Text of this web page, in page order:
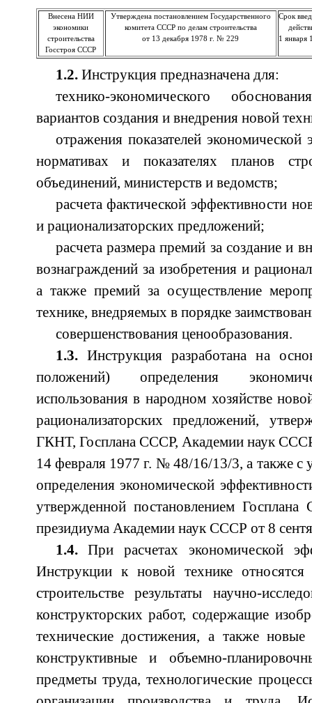
Внесена НИИ
экономики
строительства
Госстроя СССР
Утверждена постановлением Государственного
комитета СССР по делам строительства
от 13 декабря 1978 г. № 229
Срок
1 января
1.2.Инструкция предназначена для:
технико-экономического
вариантов создания и внедрения новой
отражения показателей
нормативах и показателях планов
объединений, министерств и ведомств;
расчета фактической эффективности
и рационализаторских предложений;
расчета размера премий за создание и
вознаграждений за изобретения и
а также премий за осуществление
технике, внедряемых в порядке
совершенствования ценообразования.
1.3.Инструкция разработана на
положений) определения
использования в народном хозяйстве
рационализаторских предложений,
ГКНТ, Госплана СССР, Академии наук
14 февраля 1977 г. № 48/16/13/3, а также с
определения экономической
утвержденной постановлением
президиума Академии наук СССР от 8
1.4.При расчетах экономической
Инструкции к новой технике
строительстве результаты научно-
конструкторских работ, содержащие
технические достижения, а также
конструктивные и объемно-
предметы труда, технологические